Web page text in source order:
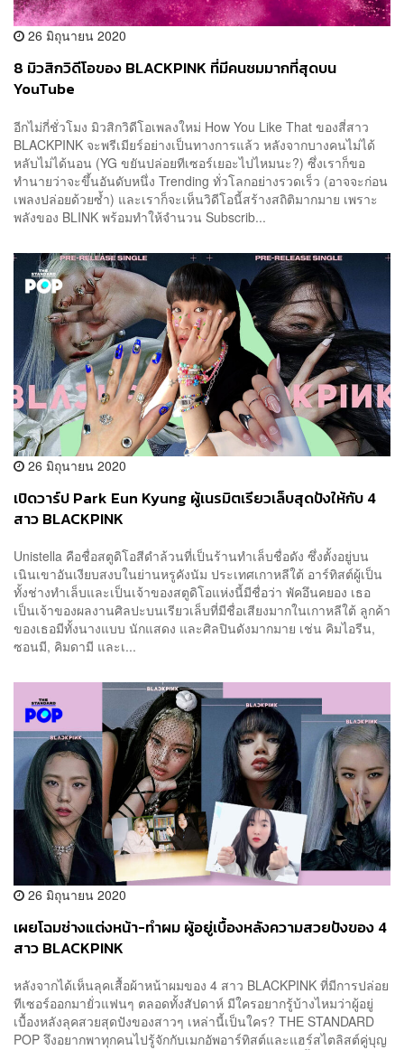
26 มิถุนายน 2020
8 มิวสิกวิดีโอของ BLACKPINK ที่มีคนชมมากที่สุดบน
YouTube
อีกไม่กี่ชั่วโมง มิวสิกวิดีโอเพลงใหม่ How You Like That ของสี่สาว
BLACKPINK จะพรีเมียร์อย่างเป็นทางการแล้ว หลังจากบางคนไม่ได้
หลับไม่ได้นอน (YG ขยันปล่อยทีเซอร์เยอะไปไหมนะ?) ซึ่งเราก็ขอ
ทำนายว่าจะขึ้นอันดับหนึ่ง Trending ทั่วโลกอย่างรวดเร็ว (อาจจะก่อน
เพลงปล่อยด้วยซ้ำ) และเราก็จะเห็นวิดีโอนี้สร้างสถิติมากมาย เพราะ
พลังของ BLINK พร้อมทำให้จำนวน Subscrib...
26 มิถุนายน 2020
เปิดวาร์ป Park Eun Kyung ผู้เนรมิตเรียวเล็บสุดปังให้กับ 4
สาว BLACKPINK
Unistella คือชื่อสตูดิโอสีดำล้วนที่เป็นร้านทำเล็บชื่อดัง ซึ่งตั้งอยู่บน
เนินเขาอันเงียบสงบในย่านหรูคังนัม ประเทศเกาหลีใต้ อาร์ทิสต์ผู้เป็น
ทั้งช่างทำเล็บและเป็นเจ้าของสตูดิโอแห่งนี้มีชื่อว่า พัคอึนคยอง เธอ
เป็นเจ้าของผลงานศิลปะบนเรียวเล็บที่มีชื่อเสียงมากในเกาหลีใต้ ลูกค้า
ของเธอมีทั้งนางแบบ นักแสดง และศิลปินดังมากมาย เช่น คิมไอรีน,
ซอนมี, คิมดามี และเ...
26 มิถุนายน 2020
เผยโฉมช่างแต่งหน้า-ทำผม ผู้อยู่เบื้องหลังความสวยปังของ 4
สาว BLACKPINK
หลังจากได้เห็นลุคเสื้อผ้าหน้าผมของ 4 สาว BLACKPINK ที่มีการปล่อย
ทีเซอร์ออกมายั่วแฟนๆ ตลอดทั้งสัปดาห์ มีใครอยากรู้บ้างไหมว่าผู้อยู่
เบื้องหลังลุคสวยสุดปังของสาวๆ เหล่านี้เป็นใคร? THE STANDARD
POP จึงอยากพาทุกคนไปรู้จักกับเมกอัพอาร์ทิสต์และแฮร์สไตลิสต์คู่บุญ